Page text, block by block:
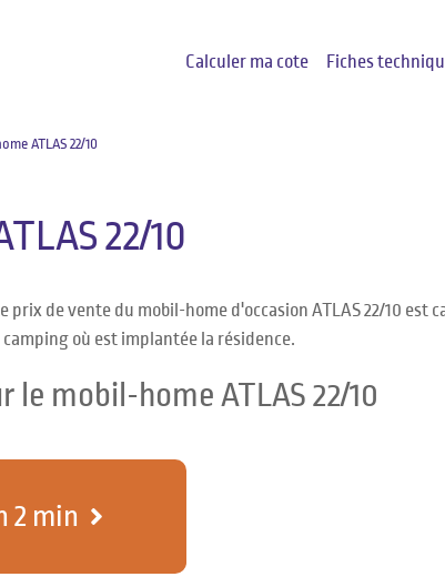
Calculer ma cote Fiches
ATLAS 22/10
22/10
de vente du mobil-home d'occasion ATLAS 22/10 est
où est implantée la résidence.
mobil-home ATLAS 22/10
2 min